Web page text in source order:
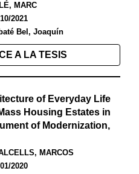
MARC
2021
Bel, Joaquín
A LA TESIS
of Everyday Life
Housing Estates in
of Modernization,
MARCOS
2020